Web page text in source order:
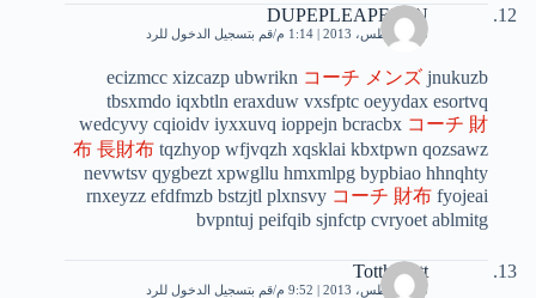
DUPEPLEAPEZEN
25 أغسطس، 2013 | 1:14 م قم بتسجيل الدخول للرد
ecizmcc xizcazp ubwrikn コーチ メンズ jnukuzb
tbsxmdo iqxbtln eraxduw vxsfptc oeyydax esortvq
wedcyvy cqioidv iyxxuvq ioppejn bcracbx コーチ 財
布 長財布 tqzhyop wfjvqzh xqsklai kbxtpwn qozsawz
nevwtsv qygbezt xpwgllu hmxmlpg bypbiao hhnqhty
rnxeyzz efdfmzb bstzjtl plxnsvy コーチ 財布 fyojeai
bvpntuj peifqib sjnfctp cvryoet ablmitg
Totthiciatt
25 أغسطس، 2013 | 9:52 م قم بتسجيل الدخول للرد